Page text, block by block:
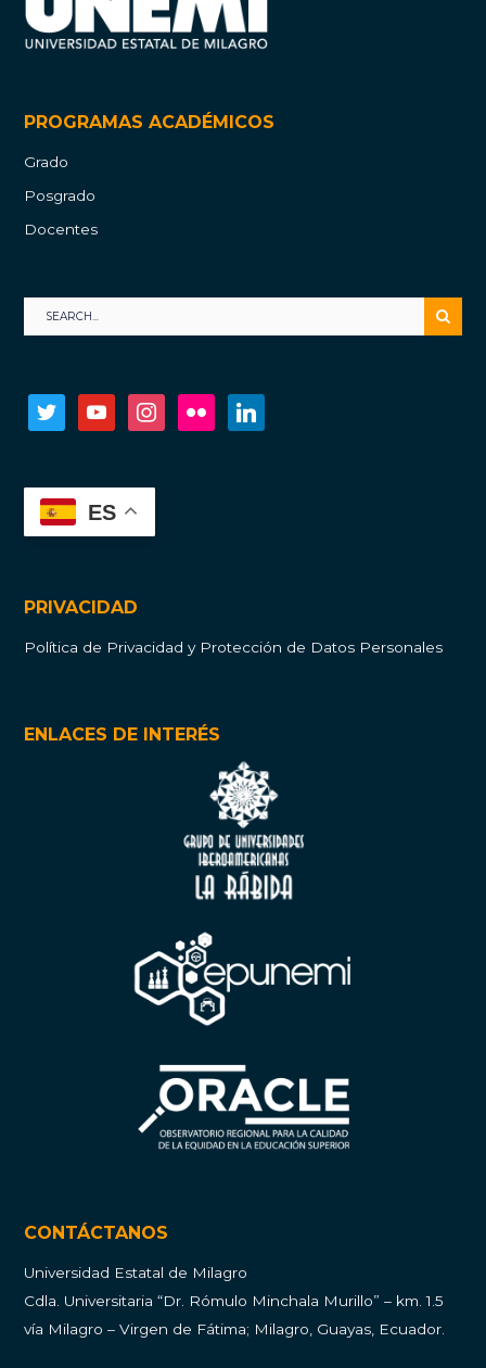
PROGRAMAS ACADÉMICOS
Grado
Posgrado
Docentes
twitter youtube instagramflickr
ES
PRIVACIDAD
Política de Privacidad y Protección de Datos Personales
ENLACES DE INTERÉS
CONTÁCTANOS
Universidad Estatal de Milagro
Cdla. Universitaria “Dr. Rómulo Minchala Murillo” – km. 1.5
vía Milagro – Virgen de Fátima; Milagro, Guayas, Ecuador.